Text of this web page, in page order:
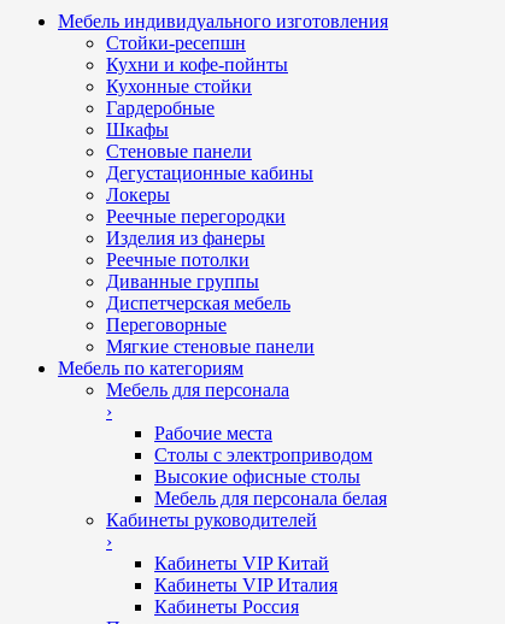
Мебель индивидуального изготовления
Стойки-ресепшн
Кухни и кофе-пойнты
Кухонные стойки
Гардеробные
Шкафы
Стеновые панели
Дегустационные кабины
Локеры
Реечные перегородки
Изделия из фанеры
Реечные потолки
Диванные группы
Диспетчерская мебель
Переговорные
Мягкие стеновые панели
Мебель по категориям
Мебель для персонала
›
Рабочие места
Столы с электроприводом
Высокие офисные столы
Мебель для персонала белая
Кабинеты руководителей
›
Кабинеты VIP Китай
Кабинеты VIP Италия
Кабинеты Россия